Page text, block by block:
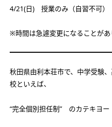
4/21(日) 授業のみ（自習不可）
※時間は急遽変更になることがあ
秋田県由利本荘市で、中学受験
校といえば、
“完全個別担任制” のカテキヨー